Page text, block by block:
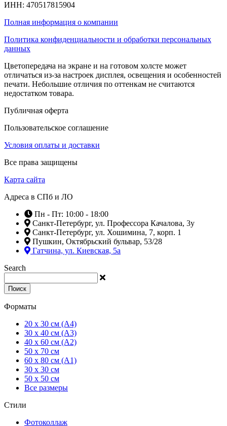
ИНН: 470517815904
Полная информация о компании
Политика конфиденциальности и обработки персональных
данных
Цветопередача на экране и на готовом холсте может
отличаться из-за настроек дисплея, освещения и особенностей
печати. Небольшие отличия по оттенкам не считаются
недостатком товара.
Публичная оферта
Пользовательское соглашение
Условия оплаты и доставки
Все права защищены
Карта сайта
Адреса в СПб и ЛО
Пн - Пт: 10:00 - 18:00
Санкт-Петербург, ул. Профессора Качалова, 3у
Санкт-Петербург, ул. Хошимина, 7, корп. 1
Пушкин, Октябрьский бульвар, 53/28
Гатчина, ул. Киевская, 5а
Search
Поиск
Форматы
20 x 30 см (А4)
30 x 40 см (А3)
40 x 60 см (А2)
50 x 70 см
60 x 80 см (А1)
30 x 30 см
50 x 50 см
Все размеры
Стили
Фотоколлаж